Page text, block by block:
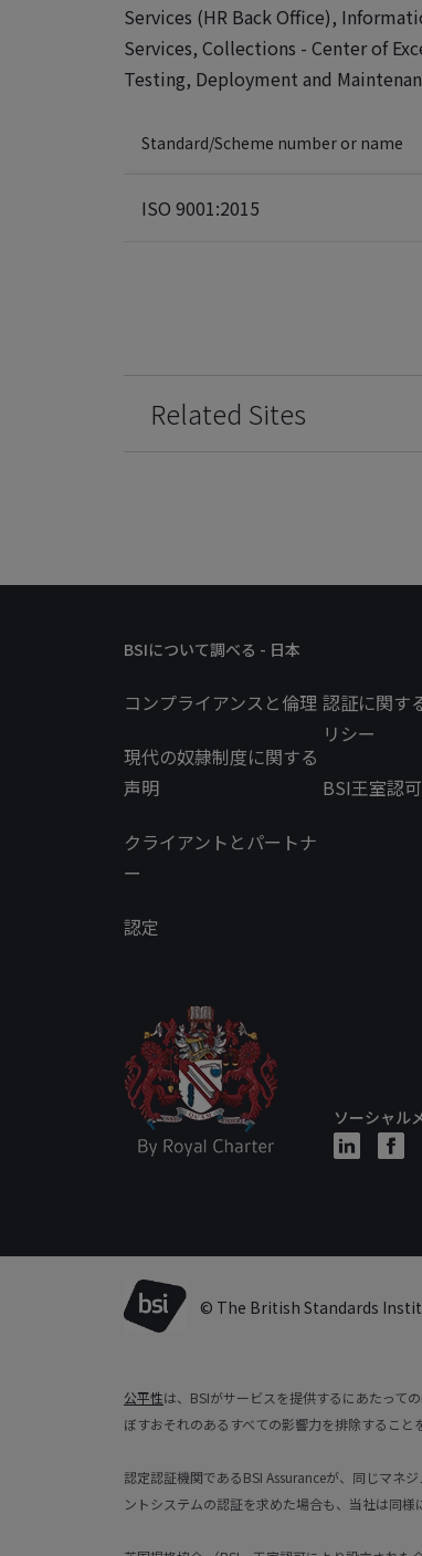
Services (HR Back Office),
Services, Collections - Center of
Testing, Deployment and
Standard/Scheme number or name
ISO 9001:2015
Related Sites
BSIについて調べる - 日本
コンプライアンスと倫理
現代の奴隷制度に関する
声明
クライアントとパートナ
ー
認定
認証に関す
リシー
BSI王室認可
ソーシャル
© The British Standards
公平性は、BSIがサービスを提供するにあたって
ぼすおそれのあるすべての影響力を排除すること
認定認証機関であるBSI Assuranceが、同じマネ
ントシステムの認証を求めた場合も、当社は同様